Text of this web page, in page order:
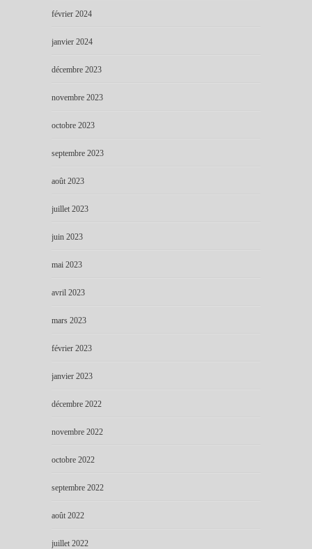
février 2024
janvier 2024
décembre 2023
novembre 2023
octobre 2023
septembre 2023
août 2023
juillet 2023
juin 2023
mai 2023
avril 2023
mars 2023
février 2023
janvier 2023
décembre 2022
novembre 2022
octobre 2022
septembre 2022
août 2022
juillet 2022